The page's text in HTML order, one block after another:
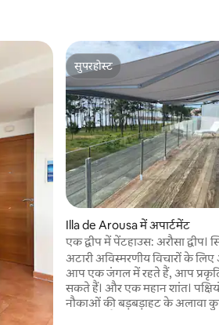
सुपरहोस्ट
सुपरहोस्ट
Illa de Arousa में अपार्टमेंट
एक द्वीप में पेंटहाउस: अरौसा द्वीप।
समुद्र तट
अटारी अविस्मरणीय विचारों के
आप एक जंगल में रहते हैं, आप
सकते हैं। और एक महान शांत।
नौकाओं की बड़बड़ाहट के अलावा